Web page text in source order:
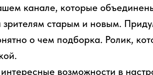
канале, которые
зрителям старым и новым.
о чем подборка. Ролик,
интересные возможности в